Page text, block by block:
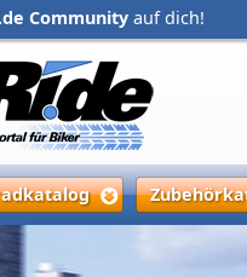
Community auf dich!